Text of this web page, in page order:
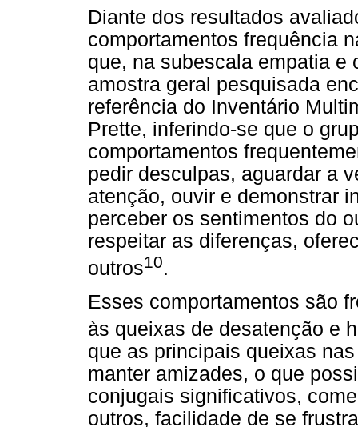
Diante dos resultados
comportamentos frequência
que, na subescala empatia e
amostra geral pesquisada
referência do Inventário
Prette, inferindo-se que o
comportamentos
pedir desculpas, aguardar a
atenção, ouvir e demonstrar
perceber os sentimentos do
respeitar as diferenças,
outros10.
Esses comportamentos são
às queixas de desatenção e
que as principais queixas
manter amizades, o que
conjugais significativos,
outros, facilidade de se